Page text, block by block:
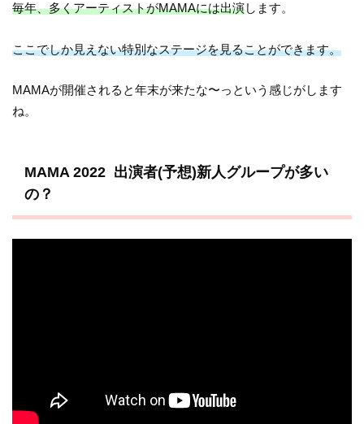
毎年、多くアーティストがMAMAには出演します。
ここでしか見えない特別なステージを見ることができます。
MAMAが開催されると年末が来たな〜っという感じがします
ね。
MAMA 2022 出演者(予想)新人グループが多い
の？